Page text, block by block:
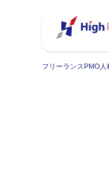
フリーランスPMO